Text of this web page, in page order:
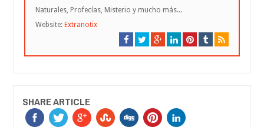
Naturales, Profecías, Misterio y mucho más...
Website: Extranotix
SHARE ARTICLE